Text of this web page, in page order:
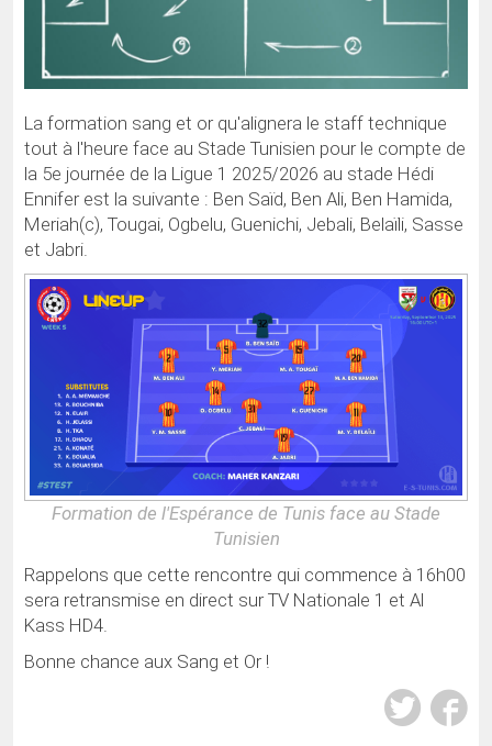
La formation sang et or qu'alignera le staff technique
tout à l'heure face au Stade Tunisien pour le compte de
la 5e journée de la Ligue 1 2025/2026 au stade Hédi
Ennifer est la suivante : Ben Saïd, Ben Ali, Ben Hamida,
Meriah(c), Tougai, Ogbelu, Guenichi, Jebali, Belaïli, Sasse
et Jabri.
Formation de l'Espérance de Tunis face au Stade
Tunisien
Rappelons que cette rencontre qui commence à 16h00
sera retransmise en direct sur TV Nationale 1 et Al
Kass HD4.
Bonne chance aux Sang et Or !